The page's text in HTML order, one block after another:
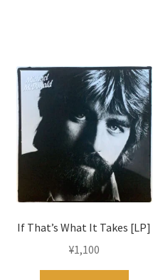
If That’s What It Takes [LP]
¥1,100